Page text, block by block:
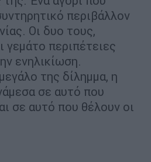
περιβάλλον
Οι δυο τους,
γεμάτο περιπέτειες
ενηλικίωση.
της δίλημμα, η
σε αυτό που
σε αυτό που θέλουν οι